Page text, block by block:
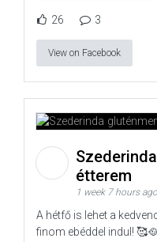
26 3
View on Facebook
étterem
1 week 7 hours ago
A hétfő is lehet a
finom ebéddel indul!